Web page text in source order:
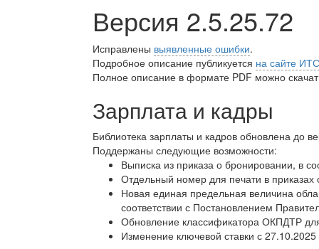
Версия 2.5.25.72
Исправлены выявленные ошибки.
Подробное описание публикуется на сайте ИТС
Полное описание в формате PDF можно
Зарплата и кадры
Библиотека зарплаты и кадров обновлена до
Поддержаны следующие возможности:
Выписка из приказа о бронировании, в
Отдельный номер для печати в приказах
Новая единая предельная величина
соответствии с Постановлением
Обновление классификатора ОКПДТР
Изменение ключевой ставки с